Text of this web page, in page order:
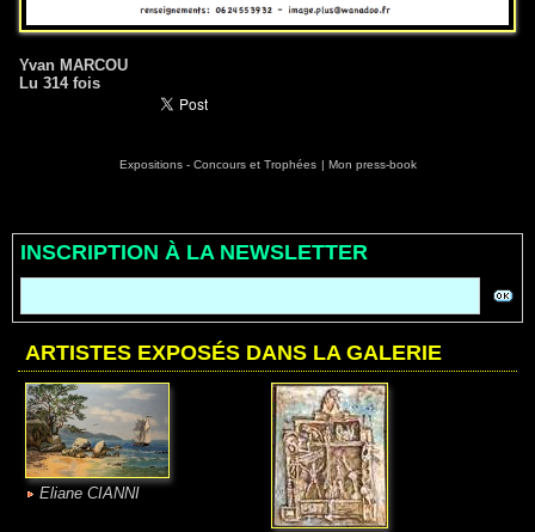
Yvan MARCOU
Lu 314 fois
Expositions - Concours et Trophées | Mon press-book
INSCRIPTION À LA NEWSLETTER
ARTISTES EXPOSÉS DANS LA GALERIE
Eliane CIANNI